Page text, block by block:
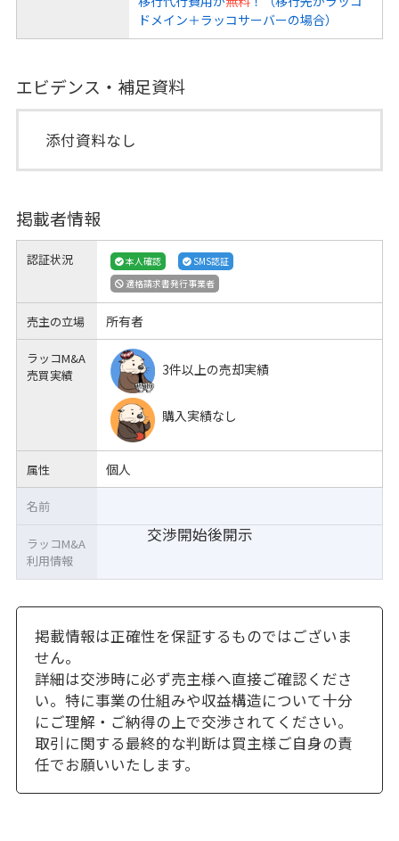
ドメイン＋ラッコサーバーの場合）
エビデンス・補足資料
添付資料なし
掲載者情報
認証状況 本人確認
SMS認証
適格請求書発行事業者
売主の立場 所有者
ラッコM&A
売買実績
3件以上の売却実績
購入実績なし
属性 個人
交渉開始後開示
名前
ラッコM&A
利用情報
掲載情報は正確性を保証するものではございま
せん。
詳細は交渉時に必ず売主様へ直接ご確認くださ
い。特に事業の仕組みや収益構造について十分
にご理解・ご納得の上で交渉されてください。
取引に関する最終的な判断は買主様ご自身の責
任でお願いいたします。